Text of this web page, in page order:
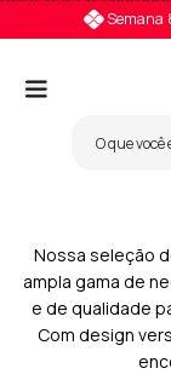
Semana
Nossa seleção
ampla gama de
e de qualidade
Com design